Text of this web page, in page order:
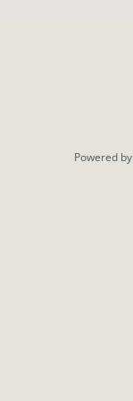
Powered by